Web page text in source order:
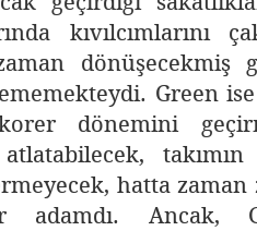
kıvılcımlarını
Green
dönemini
hatta zaman
adamdı. Ancak,